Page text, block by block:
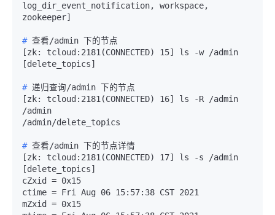
log_dir_event_notification, workspace,
# 查看/admin 下的节点
[zk: tcloud:2181(CONNECTED) 15] ls -w /admin
# 递归查询/admin 下的节点
[zk: tcloud:2181(CONNECTED) 16] ls -R /admin
/admin
# 查看/admin 下的节点详情
[zk: tcloud:2181(CONNECTED) 17] ls -s /admin
[delete_topics]
cZxid = 0x15
ctime = Fri Aug 06 15:57:38 CST 2021
mZxid = 0x15